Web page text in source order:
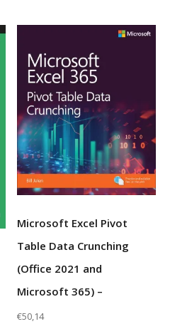
Microsoft Excel Pivot
Table Data Crunching
(Office 2021 and
Microsoft 365) –
€50,14